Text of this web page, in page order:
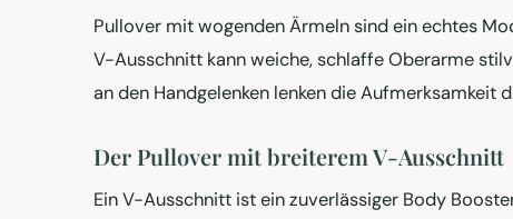
Pullover mit wogenden Ärmeln sind ein echtes
V-Ausschnitt kann weiche, schlaffe Oberarme
an den Handgelenken lenken die Aufmerksamkeit
Der Pullover mit breiterem V-Ausschnitt
Ein V-Ausschnitt ist ein zuverlässiger Body